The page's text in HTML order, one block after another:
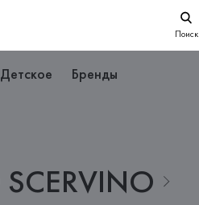
Поиск
Детское Бренды
SCERVINO